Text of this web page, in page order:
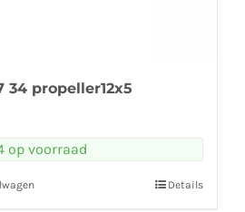
34 propeller12x5
op voorraad
Details